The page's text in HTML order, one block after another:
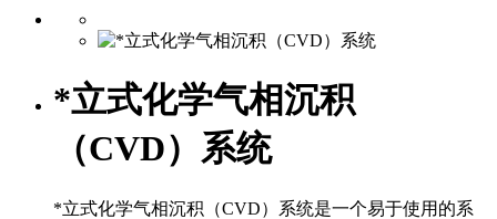
*立式化学气相沉积
（CVD）系统
*立式化学气相沉积（CVD）系统是一个易于使用的系